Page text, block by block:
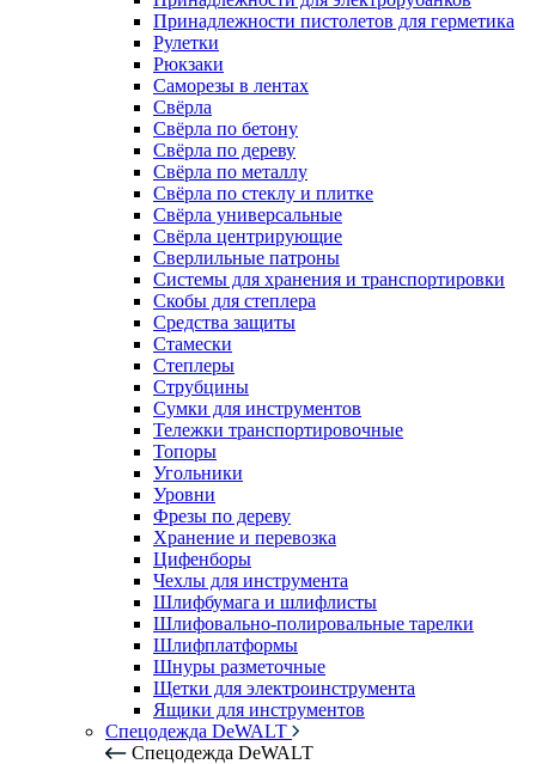
Принадлежности пистолетов для герметика
Рулетки
Рюкзаки
Саморезы в лентах
Свёрла
Свёрла по бетону
Свёрла по дереву
Свёрла по металлу
Свёрла по стеклу и плитке
Свёрла универсальные
Свёрла центрирующие
Сверлильные патроны
Системы для хранения и транспортировки
Скобы для степлера
Средства защиты
Стамески
Степлеры
Струбцины
Сумки для инструментов
Тележки транспортировочные
Топоры
Угольники
Уровни
Фрезы по дереву
Хранение и перевозка
Цифенборы
Чехлы для инструмента
Шлифбумага и шлифлисты
Шлифовально-полировальные тарелки
Шлифплатформы
Шнуры разметочные
Щетки для электроинструмента
Ящики для инструментов
Спецодежда DeWALT
Спецодежда DeWALT